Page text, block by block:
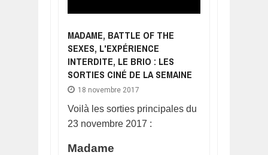
MADAME, BATTLE OF THE
SEXES, L'EXPÉRIENCE
INTERDITE, LE BRIO : LES
SORTIES CINÉ DE LA SEMAINE
18 novembre 2017
Voilà les sorties principales du
23 novembre 2017 :
Madame